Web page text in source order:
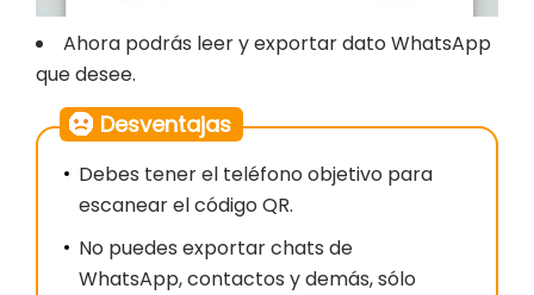
Ahora podrás leer y exportar dato WhatsApp
que desee.
Desventajas
Debes tener el teléfono objetivo para
escanear el código QR.
No puedes exportar chats de
WhatsApp, contactos y demás, sólo